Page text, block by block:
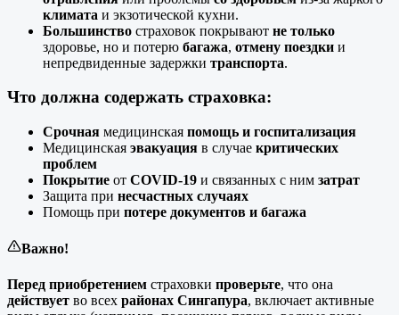
климата и экзотической кухни.
Большинство страховок покрывают не только
здоровье, но и потерю багажа, отмену поездки и
непредвиденные задержки транспорта.
Что должна содержать страховка:
Срочная медицинская помощь и госпитализация
Медицинская эвакуация в случае критических
проблем
Покрытие от COVID-19 и связанных с ним затрат
Защита при несчастных случаях
Помощь при потере документов и багажа
Важно!
Перед приобретением страховки проверьте, что она
действует во всех районах Сингапура, включает активные